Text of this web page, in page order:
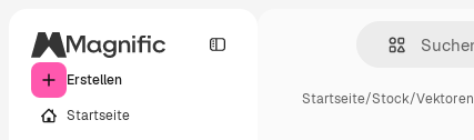
Erstellen
Startseite
Startseite/Stock/Vektoren